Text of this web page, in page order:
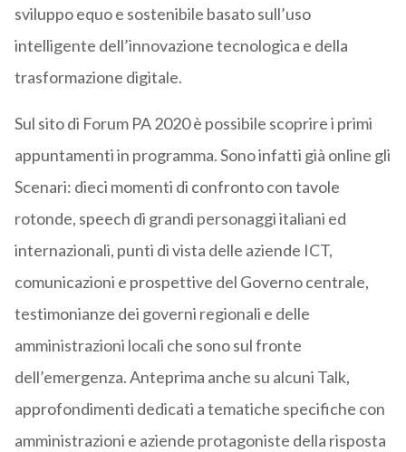
sviluppo equo e sostenibile basato sull’uso
intelligente dell’innovazione tecnologica e della
trasformazione digitale.
Sul sito di Forum PA 2020 è possibile scoprire i primi
appuntamenti in programma. Sono infatti già online gli
Scenari: dieci momenti di confronto con tavole
rotonde, speech di grandi personaggi italiani ed
internazionali, punti di vista delle aziende ICT,
comunicazioni e prospettive del Governo centrale,
testimonianze dei governi regionali e delle
amministrazioni locali che sono sul fronte
dell’emergenza. Anteprima anche su alcuni Talk,
approfondimenti dedicati a tematiche specifiche con
amministrazioni e aziende protagoniste della risposta